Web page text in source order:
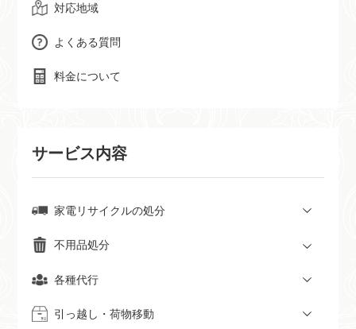
対応地域
よくある質問
料金について
サービス内容
家電リサイクルの処分
不用品処分
各種代行
引っ越し・荷物移動